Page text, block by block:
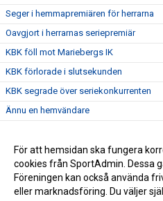
Seger i hemmapremiären för herrarna
Oavgjort i herrarnas seriepremiär
KBK föll mot Mariebergs IK
KBK förlorade i slutsekunden
KBK segrade över seriekonkurrenten
Ännu en hemvändare
Nyförvärv #2
Nyförvärv till seniorlaget!
För att hemsidan ska fungera
cookies från SportAdmin. Dessa
Föreningen kan också använda
eller marknadsföring. Du väljer